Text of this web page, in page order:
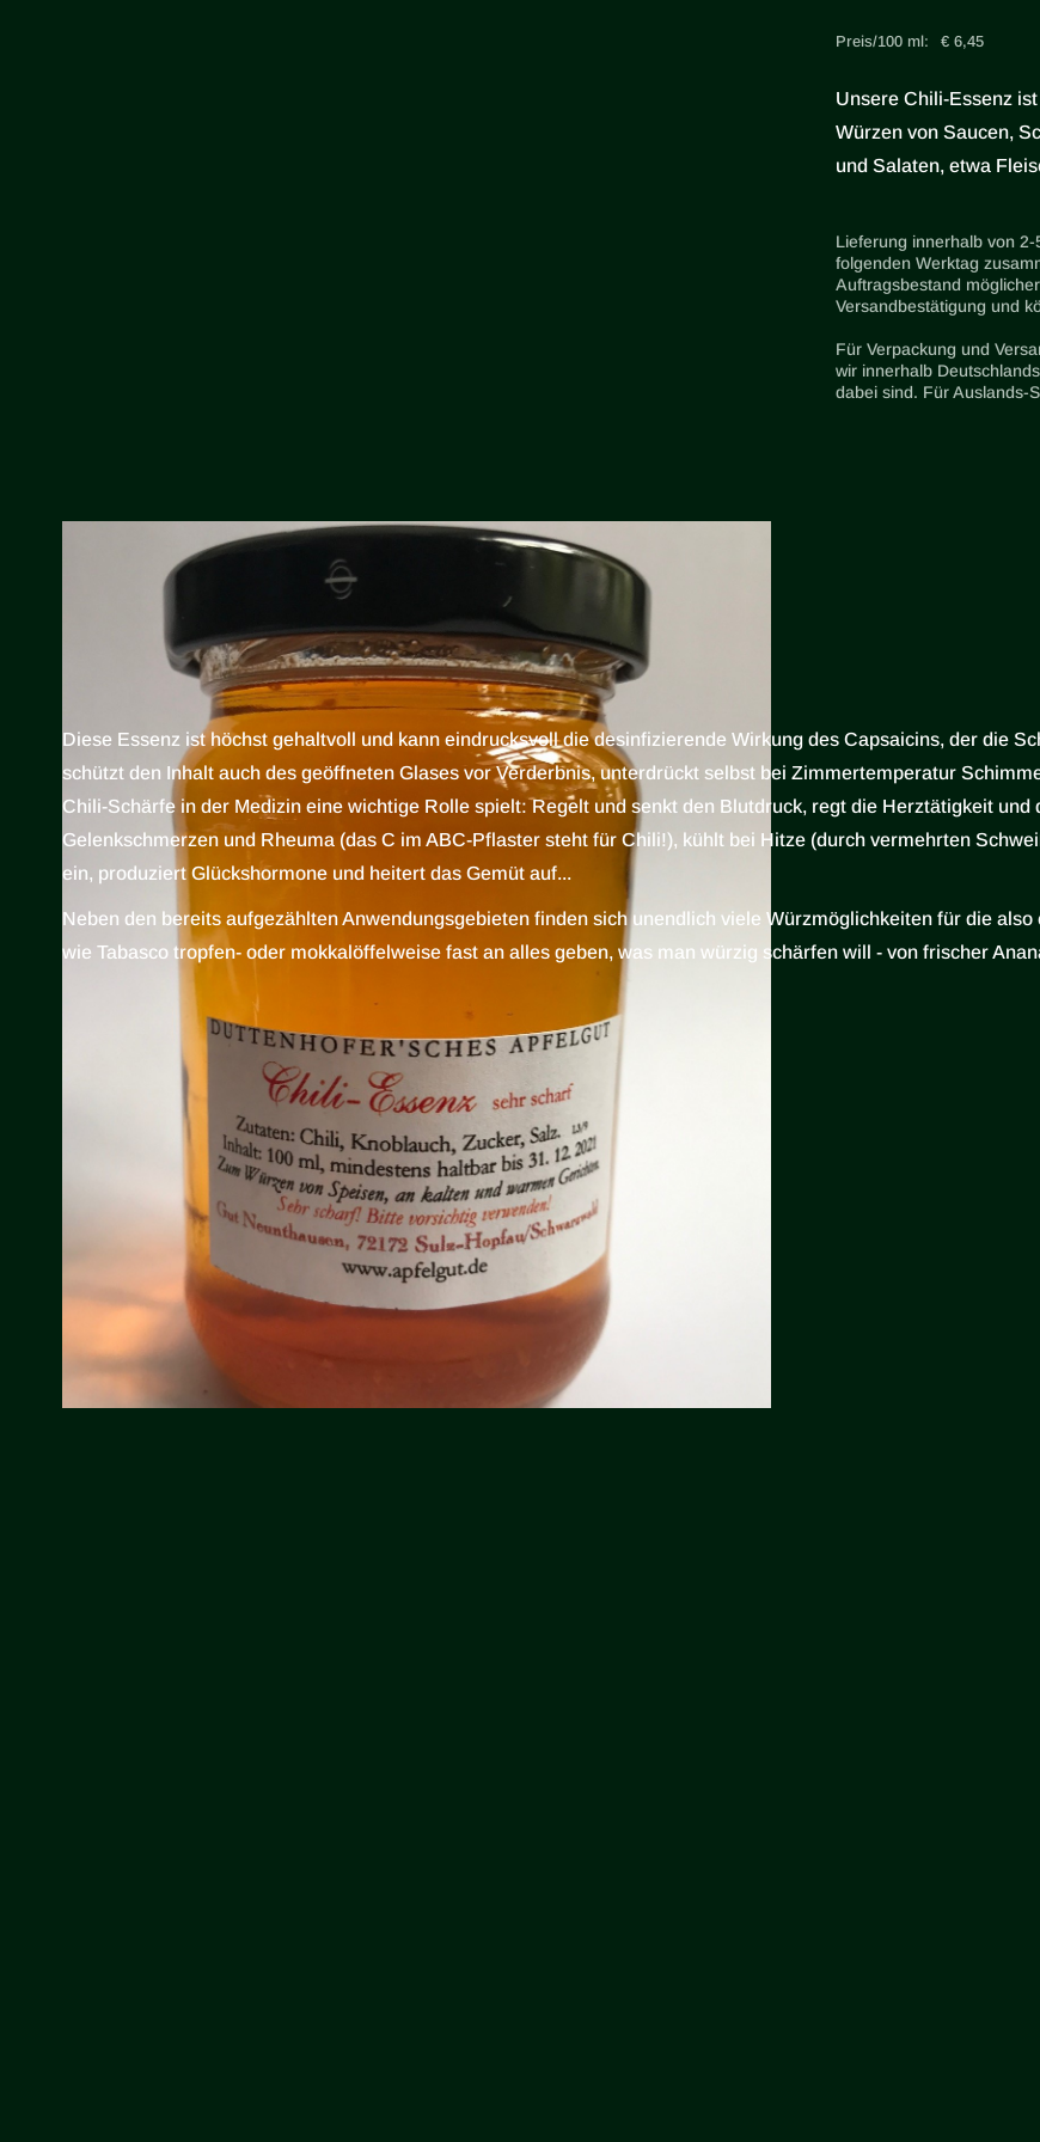
Preis/100 ml: € 6,45
Unsere Chili-Essenz
Würzen von Saucen,
und Salaten, etwa
Lieferung innerhalb von
folgenden Werktag
Auftragsbestand
Versandbestätigung und
Für Verpackung und
wir innerhalb
dabei sind. Für Auslands-
Diese Essenz ist höchst gehaltvoll und kann eindrucksvoll die desinfizierende Wirkung des Capsaicins, der die
schützt den Inhalt auch des geöffneten Glases vor Verderbnis, unterdrückt selbst bei Zimmertemperatur
Chili-Schärfe in der Medizin eine wichtige Rolle spielt: Regelt und senkt den Blutdruck, regt die Herztätigkeit
Gelenkschmerzen und Rheuma (das C im ABC-Pflaster steht für Chili!), kühlt bei Hitze (durch vermehrten
ein, produziert Glückshormone und heitert das Gemüt auf...
Neben den bereits aufgezählten Anwendungsgebieten finden sich unendlich viele Würzmöglichkeiten für die
wie Tabasco tropfen- oder mokkalöffelweise fast an alles geben, was man würzig schärfen will - von frischer